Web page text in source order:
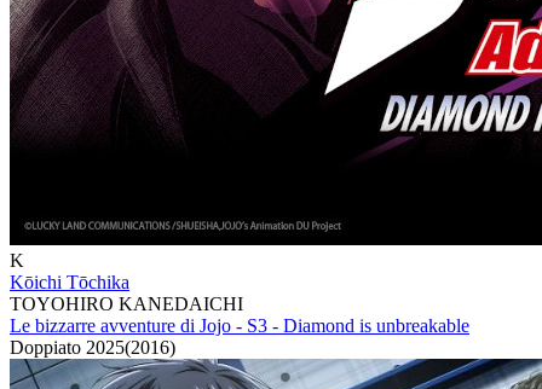
K
Kōichi Tōchika
TOYOHIRO KANEDAICHI
Le bizzarre avventure di Jojo - S3 - Diamond is unbreakable
Doppiato 2025(2016)